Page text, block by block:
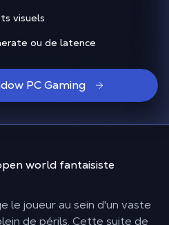
visuels
ou de latence
PC Gaming
world fantaisiste
le joueur au sein d'un vaste
de périls. Cette suite de